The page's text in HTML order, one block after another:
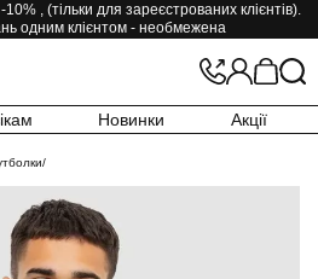
, (тільки для зареєстрованих клієнтів).
одним клієнтом - необмежена
Новинки Акції
/